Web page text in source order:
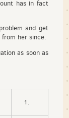
has in fact
and get
her since.
as soon as